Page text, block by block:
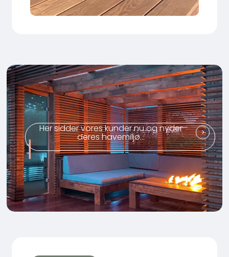
Her sidder vores kunder nu og nyder
deres havemiljø...